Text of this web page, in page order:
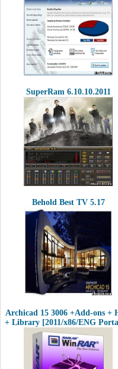
SuperRam 6.10.10.2011
Behold Best TV 5.17
Archicad 15 3006 +Add-ons +
+ Library [2011/x86/ENG